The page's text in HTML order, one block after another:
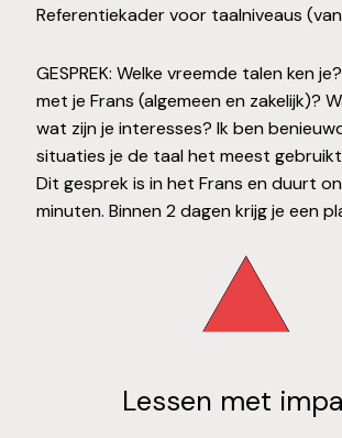
Referentiekader voor taalniveaus
GESPREK: Welke vreemde talen ken
met je Frans (algemeen en zakelijk)?
wat zijn je interesses? Ik ben
situaties je de taal het meest
Dit gesprek is in het Frans en duurt
minuten. Binnen 2 dagen krijg je een
Lessen met